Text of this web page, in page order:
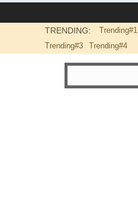
TRENDING: Trending#1
Trending#3
Trending#4